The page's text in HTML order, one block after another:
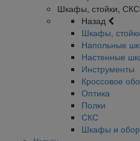
Шкафы, стойки, СКС
Назад
Шкафы,
Напольные
Настенные
Инструменты
Кроссовое
Оптика
Полки
СКС
Шкафы и